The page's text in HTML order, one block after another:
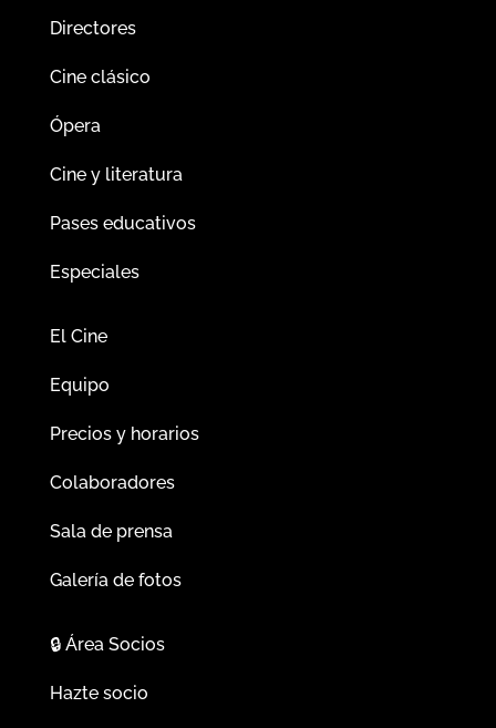
Directores
Cine clásico
Ópera
Cine y literatura
Pases educativos
Especiales
El Cine
Equipo
Precios y horarios
Colaboradores
Sala de prensa
Galería de fotos
🔒Área Socios
Hazte socio